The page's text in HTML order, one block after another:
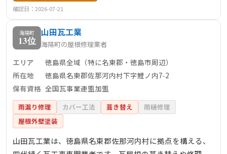
後の清掃・説明を丁寧に行う姿勢で信頼を築いています。
年間150件以上の小～中規模案件を手がけ、累計1500件以
上の実績。佐那河内村など名東郡エリアにも柔軟に対応
し、迅速かつ質の高い施工を提供しています。
確認日：2026-07-21
海陽町
13位
山田瓦工業
海陽町の屋根修理業者
エリア
徳島県全域（特に名東郡・徳島市周辺）
所在地
徳島県名東郡佐那河内村下字鯉ノ内7‑2
保有資格 全国瓦事業連盟加盟
雨漏り修理 カバー工法 葺き替え
雨樋修理
屋根外壁塗装
山田瓦工業は、徳島県名東郡佐那河内村に拠点を構える、